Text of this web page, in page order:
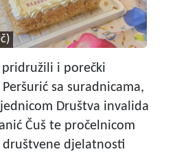
pridružili i porečki
sa suradnicama,
Društva invalida
Čuš te pročelnicom
društvene djelatnosti